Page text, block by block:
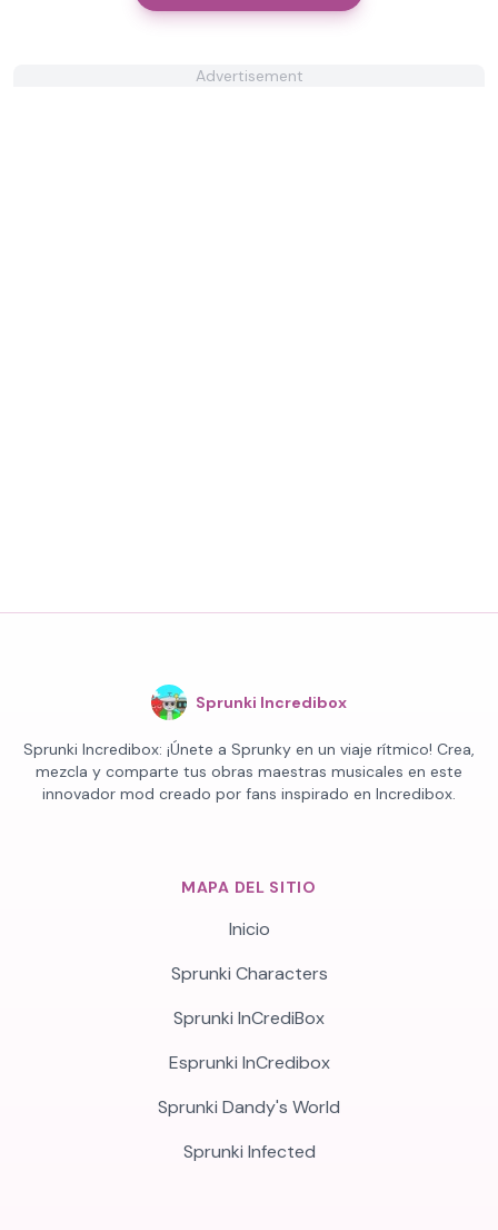
Advertisement
Sprunki Incredibox
Sprunki Incredibox: ¡Únete a Sprunky en un viaje rítmico! Crea,
mezcla y comparte tus obras maestras musicales en este
innovador mod creado por fans inspirado en Incredibox.
MAPA DEL SITIO
Inicio
Sprunki Characters
Sprunki InCrediBox
Esprunki InCredibox
Sprunki Dandy's World
Sprunki Infected